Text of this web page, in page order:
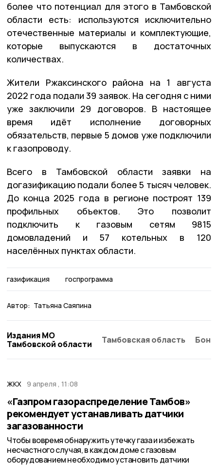
более что потенциал для этого в Тамбовской
области есть: используются исключительно
отечественные материалы и комплектующие,
которые выпускаются в достаточных
количествах.
Жители Ржаксинского района на 1 августа
2022 года подали 39 заявок. На сегодня с ними
уже заключили 29 договоров. В настоящее
время идёт исполнение договорных
обязательств, первые 5 домов уже подключили
к газопроводу.
Всего в Тамбовской области заявки на
догазификацию подали более 5 тысяч человек.
До конца 2025 года в регионе построят 139
профильных объектов. Это позволит
подключить к газовым сетям 9815
домовладений и 57 котельных в 120
населённых пунктах области.
газификация госпрограмма
Автор: Татьяна Саяпина
Издания МО
Тамбовской области
Тамбовская область
ЖКХ 9 апреля , 11:08
«Газпром газораспределение Тамбов»
рекомендует устанавливать датчики
загазованности
Чтобы вовремя обнаружить утечку газа и избежать
несчастного случая, в каждом доме с газовым
оборудованием необходимо установить датчики